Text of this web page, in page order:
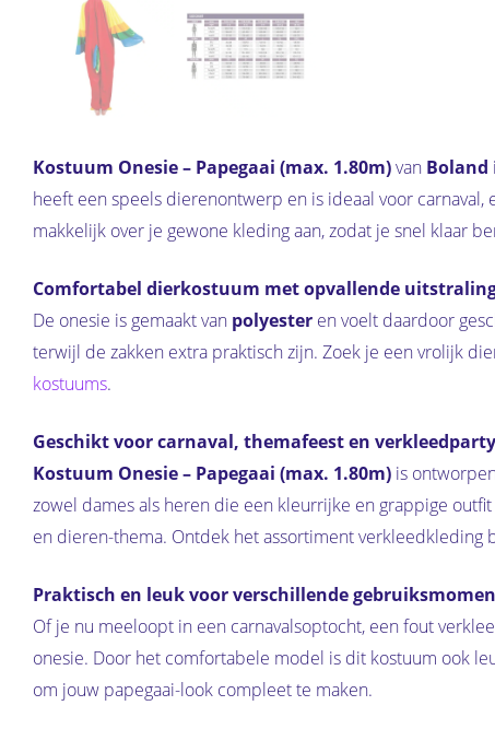
Kostuum Onesie – Papegaai (max. 1.80m)van Boland
heeft een speels dierenontwerp en is ideaal voor
makkelijk over je gewone kleding aan, zodat je snel klaar
Comfortabel dierkostuum met opvallende
De onesie is gemaakt van polyester en voelt daardoor
terwijl de zakken extra praktisch zijn. Zoek je een vrolijk
kostuums.
Geschikt voor carnaval, themafeest en verkleedparty
Kostuum Onesie – Papegaai (max. 1.80m) is
zowel dames als heren die een kleurrijke en grappige
en dieren-thema. Ontdek het assortiment verkleedkleding
Praktisch en leuk voor verschillende
Of je nu meeloopt in een carnavalsoptocht, een fout
onesie. Door het comfortabele model is dit kostuum ook
om jouw papegaai-look compleet te maken.